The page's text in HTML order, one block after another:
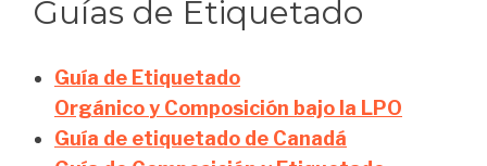
Guías de Etiquetado
Guía de Etiquetado
Orgánicoy Composición bajo la LPO
Guía de etiquetado de Canadá